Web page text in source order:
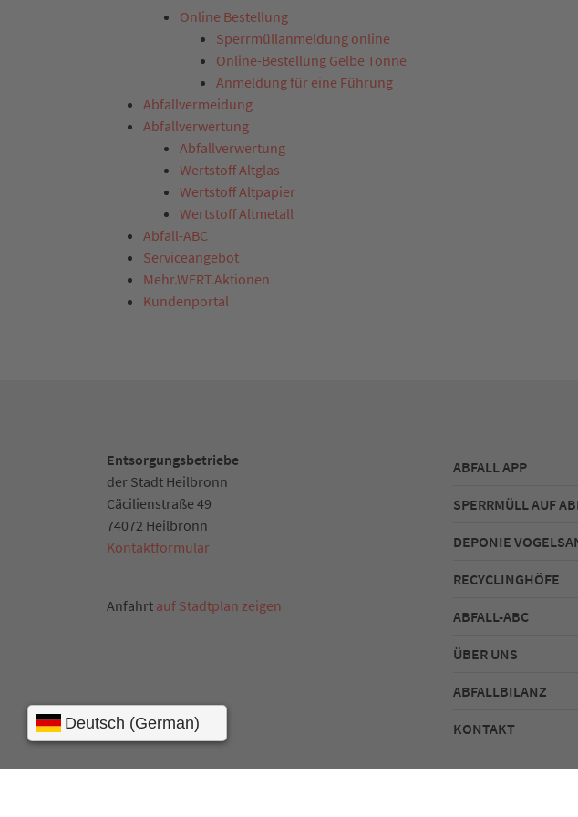
Online Bestellung
Sperrmüllanmeldung online
Online-Bestellung Gelbe Tonne
Anmeldung für eine Führung
Abfallvermeidung
Abfallverwertung
Abfallverwertung
Wertstoff Altglas
Wertstoff Altpapier
Wertstoff Altmetall
Abfall-ABC
Serviceangebot
Mehr.WERT.Aktionen
Kundenportal
Entsorgungsbetriebe
der Stadt Heilbronn
Cäcilienstraße 49
74072 Heilbronn
Kontaktformular
Anfahrt auf Stadtplan zeigen
ABFALL APP
SPERRMÜLL AUF
DEPONIE
RECYCLINGHÖFE
ABFALL-ABC
ÜBER UNS
ABFALLBILANZ
KONTAKT